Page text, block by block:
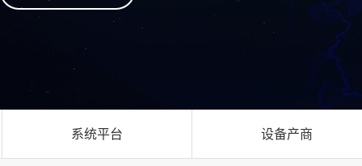
系统平台 设备产商